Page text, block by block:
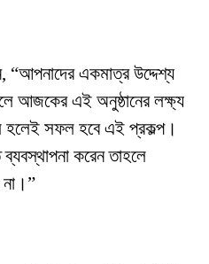
“আপনাদের একমাত্র উদ্দেশ্য
আজকের এই অনুষ্ঠানের লক্ষ্য
সফল হবে এই প্রকল্প।
করেন তাহলে